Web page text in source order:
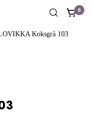
0
Koksgrå 103